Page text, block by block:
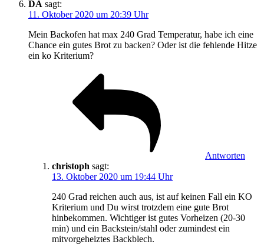
DA sagt:
11. Oktober 2020 um 20:39 Uhr
Mein Backofen hat max 240 Grad Temperatur, habe ich eine
Chance ein gutes Brot zu backen? Oder ist die fehlende Hitze
ein ko Kriterium?
Antworten
christoph sagt:
13. Oktober 2020 um 19:44 Uhr
240 Grad reichen auch aus, ist auf keinen Fall ein KO
Kriterium und Du wirst trotzdem eine gute Brot
hinbekommen. Wichtiger ist gutes Vorheizen (20-30
min) und ein Backstein/stahl oder zumindest ein
mitvorgeheiztes Backblech.